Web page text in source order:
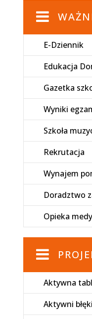
E-Dziennik
Edukacja
Gazetka
Wyniki
Szkoła
Rekrutacja
Wynajem
Doradztwo
Opieka
Aktywna
Aktywni